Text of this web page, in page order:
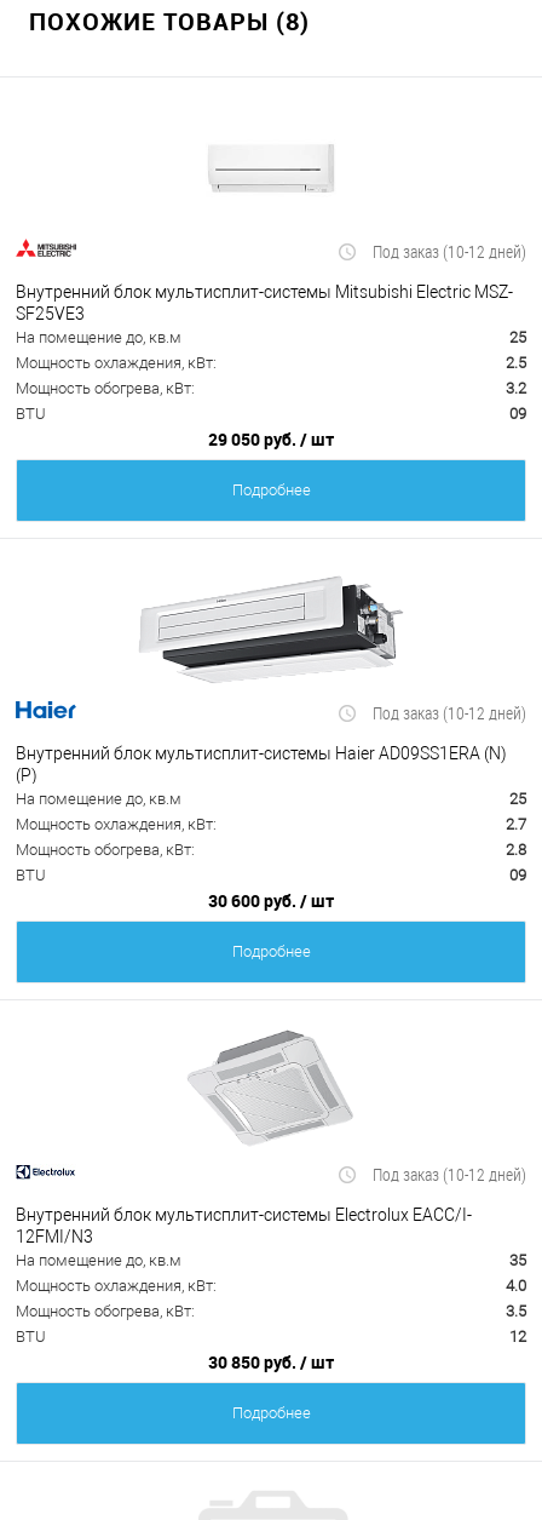
ПОХОЖИЕ ТОВАРЫ (8)
Под заказ (10-12 дней)
Внутренний блок мультисплит-системы Mitsubishi Electric MSZ-
SF25VE3
На помещение до, кв.м
25
Мощность охлаждения, кВт:
2.5
Мощность обогрева, кВт:
3.2
BTU
09
29 050 руб. / шт
Подробнее
Под заказ (10-12 дней)
Внутренний блок мультисплит-системы Haier AD09SS1ERA (N)
(P)
На помещение до, кв.м
25
Мощность охлаждения, кВт:
2.7
Мощность обогрева, кВт:
2.8
BTU
09
30 600 руб. / шт
Подробнее
Под заказ (10-12 дней)
Внутренний блок мультисплит-системы Electrolux EACС/I-
12FMI/N3
На помещение до, кв.м
35
Мощность охлаждения, кВт:
4.0
Мощность обогрева, кВт:
3.5
BTU
12
30 850 руб. / шт
Подробнее